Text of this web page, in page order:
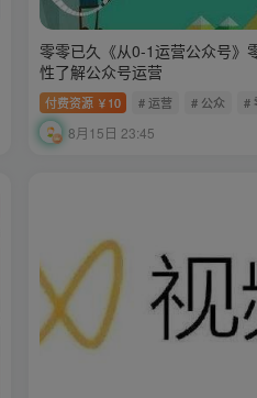
零零已久《从0-1运营公众号》
性了解公众号运营
付费资源 ￥ 10 # 运营 # 公众 #
8月15日 23:45